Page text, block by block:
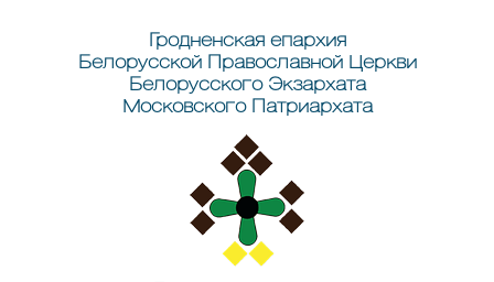
Гродненская епархия
Белорусской Православной Церкви
Белорусского Экзархата
Московского Патриархата